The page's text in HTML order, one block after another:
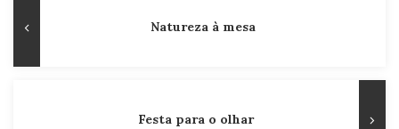
de
Post
Publicação
Natureza à mesa
Festa para o olhar